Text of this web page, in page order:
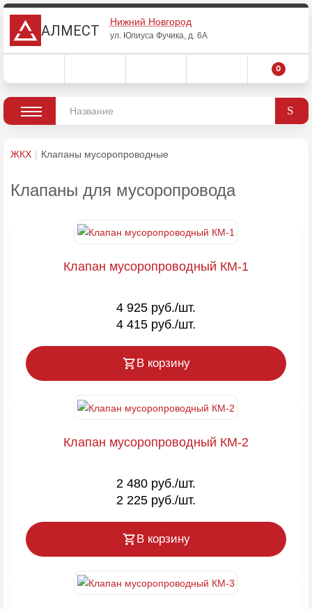
АЛМЕСТ
Нижний Новгород
ул. Юлиуса Фучика, д. 6А
0
ЖКХ Клапаны мусоропроводные
Клапаны для мусоропровода
Клапан мусоропроводный КМ-1
4 925 руб./шт.
4 415 руб./шт.
В корзину
Клапан мусоропроводный КМ-2
2 480 руб./шт.
2 225 руб./шт.
В корзину